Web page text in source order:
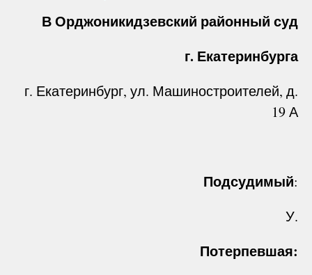
В Орджоникидзевский районный суд
г. Екатеринбурга
г. Екатеринбург, ул. Машиностроителей, д.
19 А
Подсудимый:
У.
Потерпевшая: